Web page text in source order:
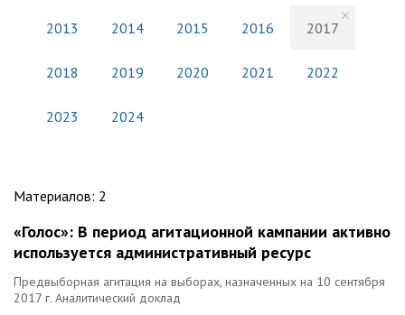
2013 2014 2015 2016 2017
2018 2019 2020 2021 2022
2023 2024
Материалов: 2
«Голос»: В период агитационной кампании активно
используется административный ресурс
Предвыборная агитация на выборах, назначенных на 10 сентября
2017 г. Аналитический доклад